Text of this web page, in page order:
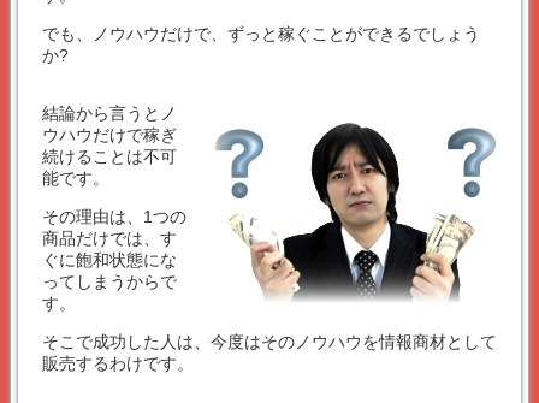
でも、ノウハウだけで、ずっと稼ぐことができるでしょう
か?
結論から言うとノ
ウハウだけで稼ぎ
続けることは不可
能です。
その理由は、1つの
商品だけでは、す
ぐに飽和状態にな
ってしまうからで
す。
そこで成功した人は、今度はそのノウハウを情報商材として
販売するわけです。